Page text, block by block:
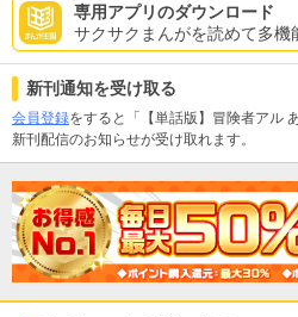
専用アプリのダウンロード
サクサクまんがを読めて多機
新刊通知を受け取る
会員登録をすると「【単話版】冒険者アル
新刊配信のお知らせが受け取れます。